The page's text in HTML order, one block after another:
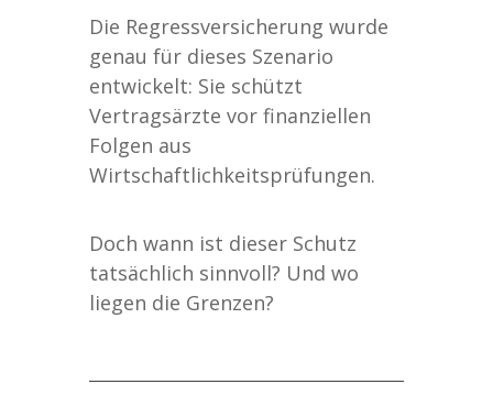
Die Regressversicherung wurde
genau für dieses Szenario
entwickelt: Sie schützt
Vertragsärzte vor finanziellen
Folgen aus
Wirtschaftlichkeitsprüfungen.
Doch wann ist dieser Schutz
tatsächlich sinnvoll? Und wo
liegen die Grenzen?